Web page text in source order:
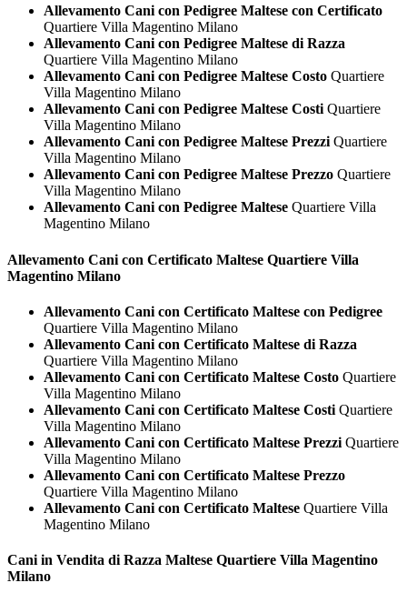
Allevamento Cani con Pedigree Maltese con Certificato
Quartiere Villa Magentino Milano
Allevamento Cani con Pedigree Maltese di Razza
Quartiere Villa Magentino Milano
Allevamento Cani con Pedigree Maltese Costo Quartiere
Villa Magentino Milano
Allevamento Cani con Pedigree Maltese Costi Quartiere
Villa Magentino Milano
Allevamento Cani con Pedigree Maltese Prezzi Quartiere
Villa Magentino Milano
Allevamento Cani con Pedigree Maltese Prezzo Quartiere
Villa Magentino Milano
Allevamento Cani con Pedigree Maltese Quartiere Villa
Magentino Milano
Allevamento Cani con Certificato Maltese Quartiere Villa
Magentino Milano
Allevamento Cani con Certificato Maltese con Pedigree
Quartiere Villa Magentino Milano
Allevamento Cani con Certificato Maltese di Razza
Quartiere Villa Magentino Milano
Allevamento Cani con Certificato Maltese Costo Quartiere
Villa Magentino Milano
Allevamento Cani con Certificato Maltese Costi Quartiere
Villa Magentino Milano
Allevamento Cani con Certificato Maltese Prezzi Quartiere
Villa Magentino Milano
Allevamento Cani con Certificato Maltese Prezzo
Quartiere Villa Magentino Milano
Allevamento Cani con Certificato Maltese Quartiere Villa
Magentino Milano
Cani in Vendita di Razza Maltese Quartiere Villa Magentino
Milano